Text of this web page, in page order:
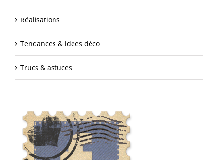
Réalisations
Tendances & idées déco
Trucs & astuces